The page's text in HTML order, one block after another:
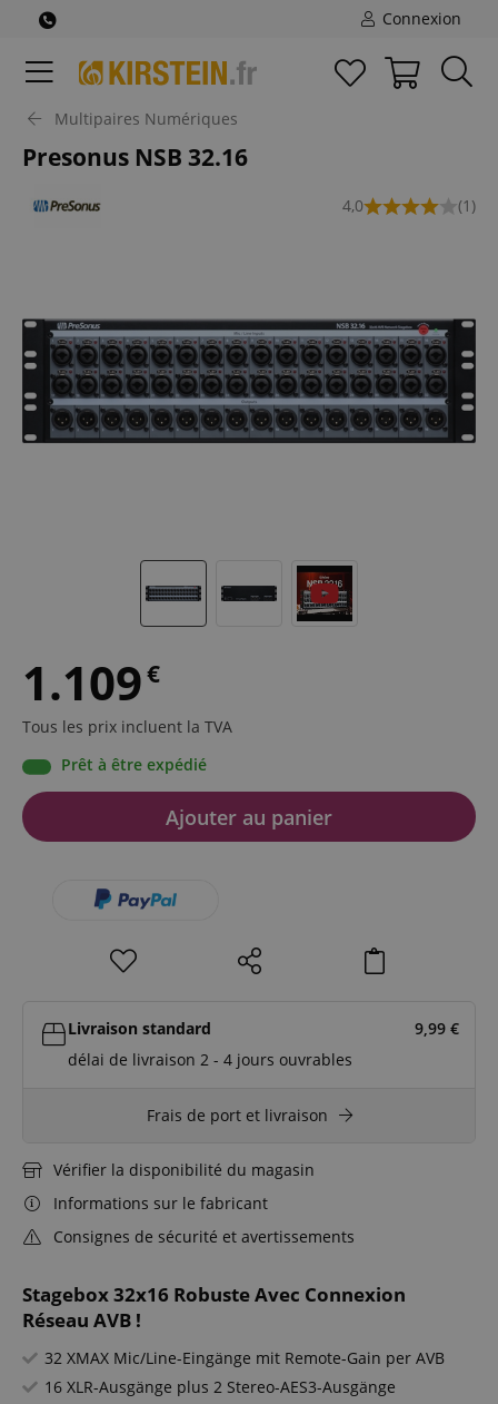
Connexion
Multipaires Numériques
Presonus NSB 32.16
4,0 (1)
Stagebox 32x16 Robuste Avec Connexion
Réseau AVB !
32 XMAX Mic/Line-Eingänge mit Remote-Gain per AVB
16 XLR-Ausgänge plus 2 Stereo-AES3-Ausgänge
1.109€
Tous les prix incluent la TVA
Prêt à être expédié
Ajouter au panier
Livraison standard 9,99 €
délai de livraison 2 - 4 jours ouvrables
Frais de port et livraison
Vérifier la disponibilité du magasin
Informations sur le fabricant
Consignes de sécurité et avertissements